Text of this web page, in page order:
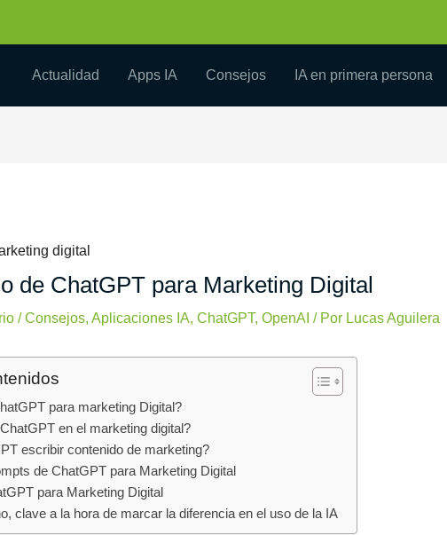
Actualidad
Apps IA Consejos IA en primera persona
de ChatGPT para Marketing Digital
/Consejos, Aplicaciones IA, ChatGPT, OpenAI / Por Lucas Aguilera
para marketing Digital?
en el marketing digital?
escribir contenido de marketing?
de ChatGPT para Marketing Digital
para Marketing Digital
clave a la hora de marcar la diferencia en el uso de la IA